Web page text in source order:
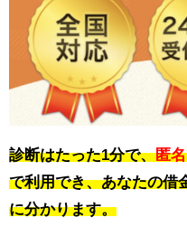
診断はたった1分で、匿名
で利用でき、あなたの借
に分かります。